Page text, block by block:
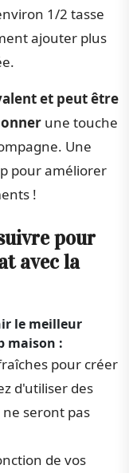
1/2 tasse
ajouter plus
et peut être
une touche
Une
pour améliorer
!
pour
avec la
le meilleur
maison :
pour créer
d'utiliser des
seront pas
de vos